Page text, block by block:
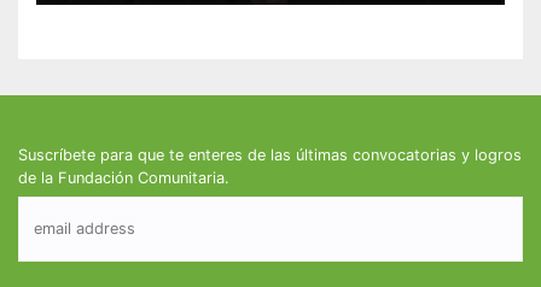
Suscríbete para que te enteres de las últimas convocatorias y logros
de la Fundación Comunitaria.